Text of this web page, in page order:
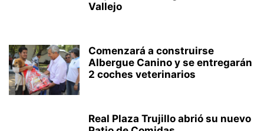
Vallejo
Comenzará a construirse
Albergue Canino y se entregarán
2 coches veterinarios
Real Plaza Trujillo abrió su nuevo